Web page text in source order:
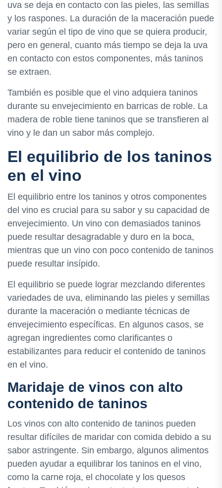
uva se deja en contacto con las pieles, las semillas
y los raspones. La duración de la maceración puede
variar según el tipo de vino que se quiera producir,
pero en general, cuanto más tiempo se deja la uva
en contacto con estos componentes, más taninos
se extraen.
También es posible que el vino adquiera taninos
durante su envejecimiento en barricas de roble. La
madera de roble tiene taninos que se transfieren al
vino y le dan un sabor más complejo.
El equilibrio de los taninos
en el vino
El equilibrio entre los taninos y otros componentes
del vino es crucial para su sabor y su capacidad de
envejecimiento. Un vino con demasiados taninos
puede resultar desagradable y duro en la boca,
mientras que un vino con poco contenido de taninos
puede resultar insípido.
El equilibrio se puede lograr mezclando diferentes
variedades de uva, eliminando las pieles y semillas
durante la maceración o mediante técnicas de
envejecimiento específicas. En algunos casos, se
agregan ingredientes como clarificantes o
estabilizantes para reducir el contenido de taninos
en el vino.
Maridaje de vinos con alto
contenido de taninos
Los vinos con alto contenido de taninos pueden
resultar difíciles de maridar con comida debido a su
sabor astringente. Sin embargo, algunos alimentos
pueden ayudar a equilibrar los taninos en el vino,
como la carne roja, el chocolate y los quesos